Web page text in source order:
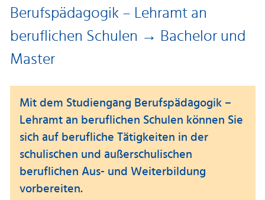
Berufspädagogik – Lehramt an
beruflichen Schulen → Bachelor und
Master
Mit dem Studiengang Berufspädagogik –
Lehramt an beruflichen Schulen können Sie
sich auf berufliche Tätigkeiten in der
schulischen und außerschulischen
beruflichen Aus- und Weiterbildung
vorbereiten.